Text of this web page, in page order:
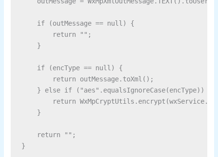
    if (outMessage == null) {
        return "";
    }
    if (encType == null) {
        return outMessage.toXml();
    } else if ("aes".equalsIgnoreCase(encType)) {
return
    }
    return "";
}